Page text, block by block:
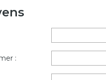
zijn gerelateerd aan
: